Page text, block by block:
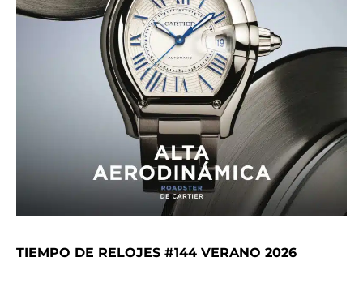
TIEMPO DE RELOJES #144 VERANO 2026